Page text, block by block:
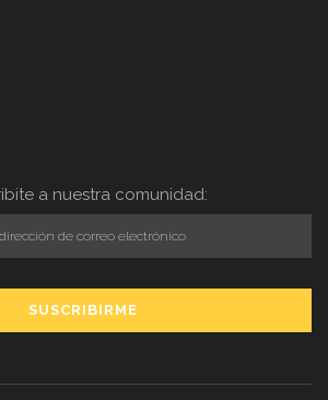
a nuestra comunidad: